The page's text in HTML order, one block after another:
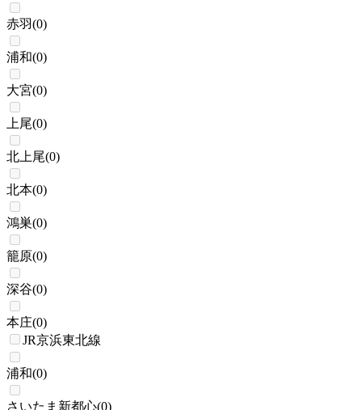
赤羽(0)
浦和(0)
大宮(0)
上尾(0)
北上尾(0)
北本(0)
鴻巣(0)
籠原(0)
深谷(0)
本庄(0)
JR京浜東北線
浦和(0)
さいたま新都心(0)